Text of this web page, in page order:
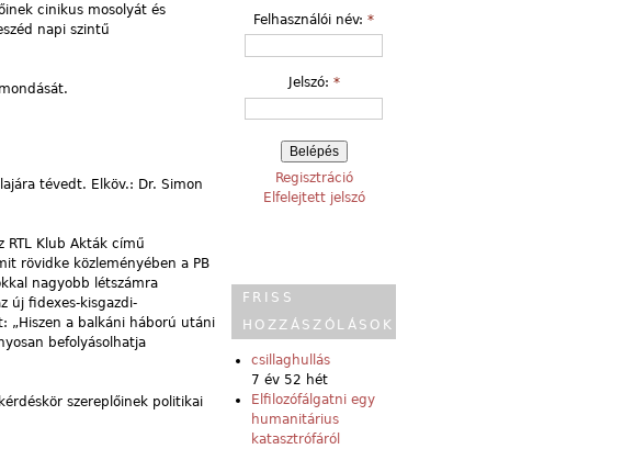
cinikus mosolyát és
napi szintű
tévedt. Elköv.: Dr. Simon
RTL Klub Akták című
rövidke közleményében a PB
nagyobb létszámra
új fidexes-kisgazdi-
„Hiszen a balkáni háború utáni
befolyásolhatja
szereplőinek politikai
Felhasználói név: *
Jelszó: *
Regisztráció
Elfelejtett jelszó
FRISS
HOZZÁSZÓLÁSOK
csillaghullás
7 év 52 hét
Elfilozófálgatni egy
humanitárius
katasztrófáról